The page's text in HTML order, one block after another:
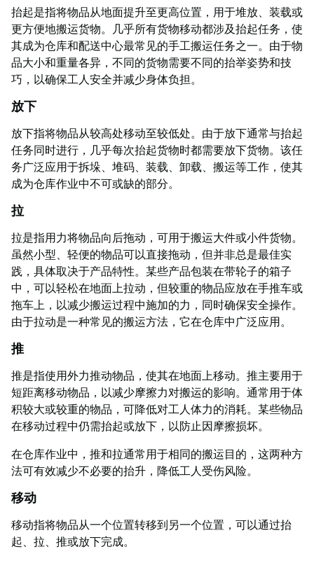
抬起是指将物品从地面提升至更高位置，用于堆放、装载或
更方便地搬运货物。几乎所有货物移动都涉及抬起任务，使
其成为仓库和配送中心最常见的手工搬运任务之一。由于物
品大小和重量各异，不同的货物需要不同的抬举姿势和技
巧，以确保工人安全并减少身体负担。
放下
放下指将物品从较高处移动至较低处。由于放下通常与抬起
任务同时进行，几乎每次抬起货物时都需要放下货物。该任
务广泛应用于拆垛、堆码、装载、卸载、搬运等工作，使其
成为仓库作业中不可或缺的部分。
拉
拉是指用力将物品向后拖动，可用于搬运大件或小件货物。
虽然小型、轻便的物品可以直接拖动，但并非总是最佳实
践，具体取决于产品特性。某些产品包装在带轮子的箱子
中，可以轻松在地面上拉动，但较重的物品应放在手推车或
拖车上，以减少搬运过程中施加的力，同时确保安全操作。
由于拉动是一种常见的搬运方法，它在仓库中广泛应用。
推
推是指使用外力推动物品，使其在地面上移动。推主要用于
短距离移动物品，以减少摩擦力对搬运的影响。通常用于体
积较大或较重的物品，可降低对工人体力的消耗。某些物品
在移动过程中仍需抬起或放下，以防止因摩擦损坏。
在仓库作业中，推和拉通常用于相同的搬运目的，这两种方
法可有效减少不必要的抬升，降低工人受伤风险。
移动
移动指将物品从一个位置转移到另一个位置，可以通过抬
起、拉、推或放下完成。